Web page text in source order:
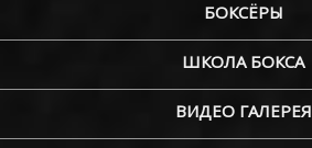
БОКСЁРЫ
ШКОЛА БОКСА
ВИДЕО ГАЛЕРЕЯ